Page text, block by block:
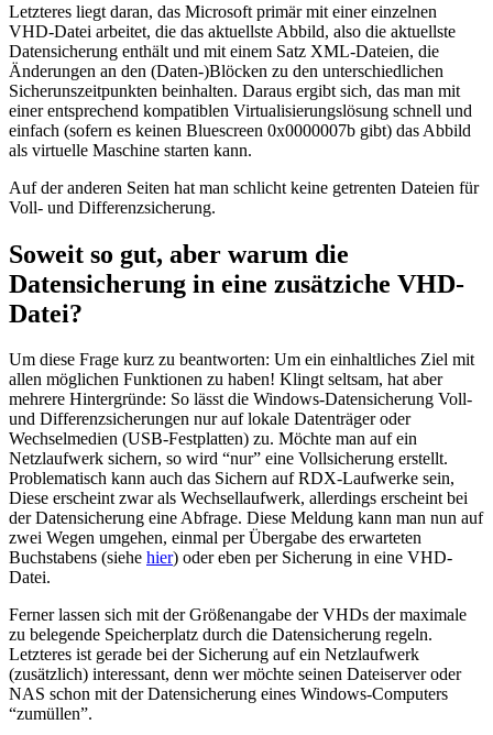
Letzteres liegt daran, das Microsoft primär mit einer einzelnen
VHD-Datei arbeitet, die das aktuellste Abbild, also die aktuellste
Datensicherung enthält und mit einem Satz XML-Dateien, die
Änderungen an den (Daten-)Blöcken zu den unterschiedlichen
Sicherunszeitpunkten beinhalten. Daraus ergibt sich, das man mit
einer entsprechend kompatiblen Virtualisierungslösung schnell und
einfach (sofern es keinen Bluescreen 0x0000007b gibt) das Abbild
als virtuelle Maschine starten kann.
Auf der anderen Seiten hat man schlicht keine getrenten Dateien für
Voll- und Differenzsicherung.
Soweit so gut, aber warum die
Datensicherung in eine zusätziche VHD-
Datei?
Um diese Frage kurz zu beantworten: Um ein einhaltliches Ziel mit
allen möglichen Funktionen zu haben! Klingt seltsam, hat aber
mehrere Hintergründe: So lässt die Windows-Datensicherung Voll-
und Differenzsicherungen nur auf lokale Datenträger oder
Wechselmedien (USB-Festplatten) zu. Möchte man auf ein
Netzlaufwerk sichern, so wird “nur” eine Vollsicherung erstellt.
Problematisch kann auch das Sichern auf RDX-Laufwerke sein,
Diese erscheint zwar als Wechsellaufwerk, allerdings erscheint bei
der Datensicherung eine Abfrage. Diese Meldung kann man nun auf
zwei Wegen umgehen, einmal per Übergabe des erwarteten
Buchstabens (siehe hier) oder eben per Sicherung in eine VHD-
Datei.
Ferner lassen sich mit der Größenangabe der VHDs der maximale
zu belegende Speicherplatz durch die Datensicherung regeln.
Letzteres ist gerade bei der Sicherung auf ein Netzlaufwerk
(zusätzlich) interessant, denn wer möchte seinen Dateiserver oder
NAS schon mit der Datensicherung eines Windows-Computers
“zumüllen”.